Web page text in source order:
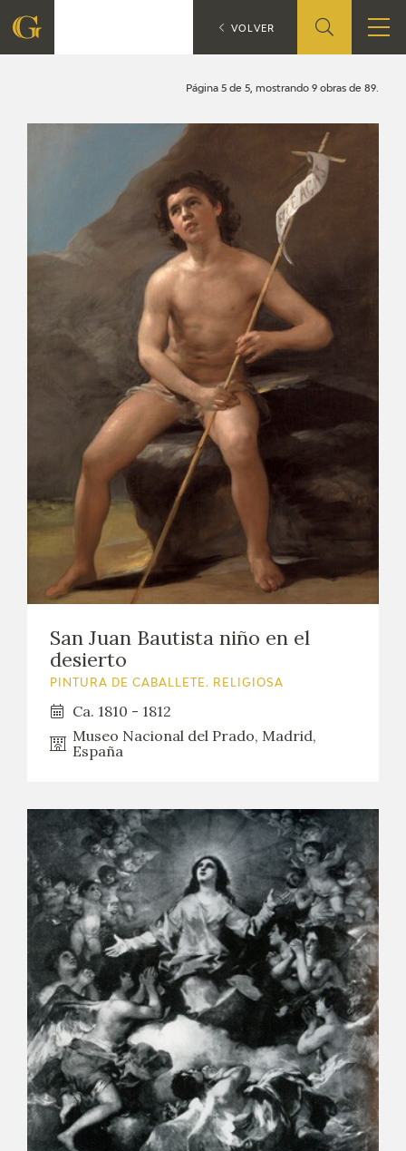
CENTRO DE INVESTIGACIÓN Y DOCUMENTACIÓN
ACCIÓN CORPORATIVA
PROGRAMACIÓN
ACTIVIDADES
ACTUALIDAD
BLOG CUADERNO ITALIANO
FRANCISCO DE GOYA
BIOGRAFÍA
CRONOLOGÍA
CATÁLOGO
GOYA EN EL MUNDO
GOYA EN ARAGÓN
PREMIO ARAGÓN GOYA
EDICIONES
PUBLICACIONES
TIENDA
Página 5 de 5, mostrando 9 obras de 89.
San Juan Bautista niño en el
desierto
PINTURA DE CABALLETE. RELIGIOSA
Ca. 1810 - 1812
Museo Nacional del Prado, Madrid,
España
CATÁLOGO Búsqueda
VOLVER